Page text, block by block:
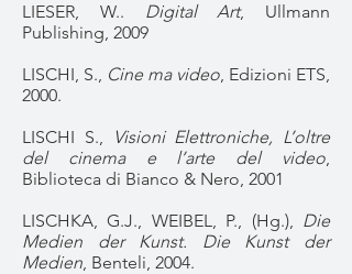
LIESER, W.. Digital Art, Ullmann
Publishing, 2009
LISCHI, S., Cine ma video, Edizioni ETS,
2000.
LISCHI S.,
Visioni Elettroniche, L’oltre
del cinema e l’arte del video,
Biblioteca di Bianco & Nero, 2001
LISCHKA, G.J., WEIBEL, P., (Hg.), Die
Medien der Kunst. Die Kunst der
Medien, Benteli, 2004.